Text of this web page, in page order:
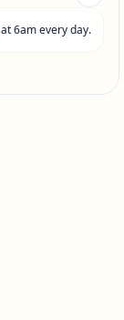
at6ameveryday.